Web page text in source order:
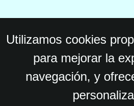
Utilizamos cookies
para mejorar la
navegación, y